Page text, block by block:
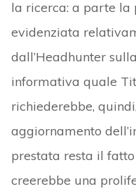
la ricerca: a parte
evidenziata
dall’Headhunter
informativa quale
richiederebbe,
aggiornamento
prestata resta il
creerebbe una